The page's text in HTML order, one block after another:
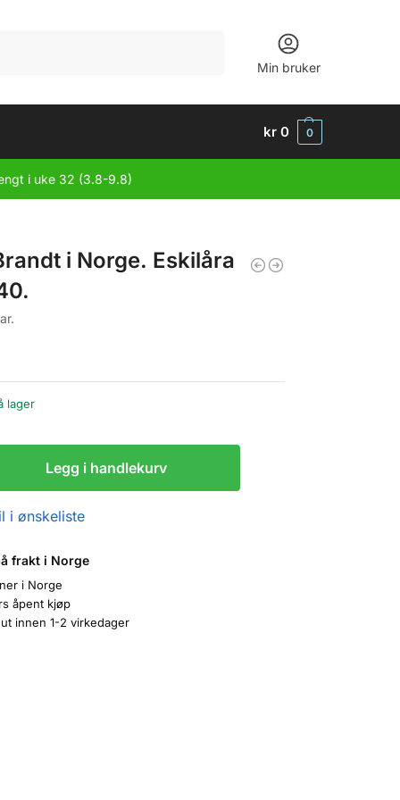
Min bruker
kr 0 0
i uke 32 (3.8-9.8)
i Norge. Eskilåra
lager
Legg i handlekurv
i ønskeliste
frakt i Norge
i Norge
åpent kjøp
innen 1-2 virkedager